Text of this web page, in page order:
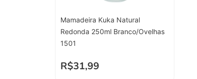
Mamadeira Kuka Natural
Redonda 250ml Branco/Ovelhas
1501
R$31,99